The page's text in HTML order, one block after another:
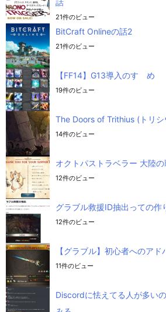
21件のビュー
BitCraft Onlineの話2
21件のビュー
【FF14】G13導入のすゝめ
19件のビュー
The Doors of Trithius (トリシ
14件のビュー
オクトパストラベラー 大陸
12件のビュー
グラブル救援ID抽出っての作
12件のビュー
【グラブル】初心者へのア
11件のビュー
Discordに怯えてる人が多い